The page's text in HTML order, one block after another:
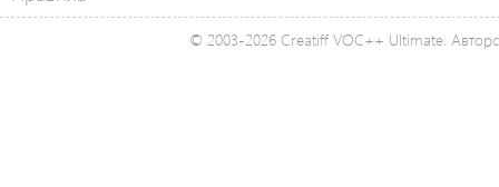
© 2003-2026 Creatiff VOC++ Ultimate.